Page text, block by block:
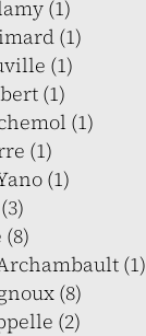
(1)
(1)
(1)
(1)
(1)
(1)
(1)
(1)
(8)
(2)